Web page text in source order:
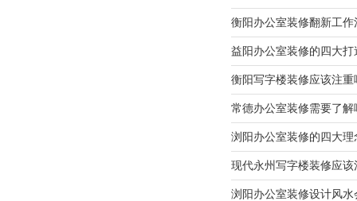
衡阳办公室装修翻新工作
益阳办公室装修的四大打
衡阳写字楼装修应该注重
常德办公室装修需要了解
浏阳办公室装修的四大理
现代永州写字楼装修应该
浏阳办公室装修设计风水